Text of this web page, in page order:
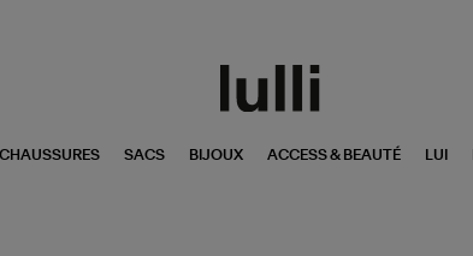
CHAUSSURES SACS BIJOUX ACCESS & BEAUTÉ LUI